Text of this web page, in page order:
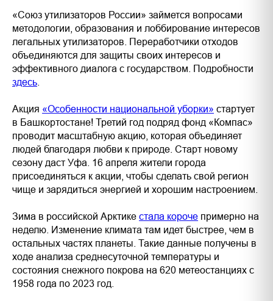
«Союз утилизаторов России» займется вопросами
методологии, образования и лоббирование интересов
легальных утилизаторов. Переработчики отходов
объединяются для защиты своих интересов и
эффективного диалога с государством. Подробности
здесь
Акция «Особенности национальной уборки» стартует
в Башкортостане! Третий год подряд фонд «Компас»
проводит масштабную акцию, которая объединяет
людей благодаря любви к природе. Старт новому
сезону даст Уфа. 16 апреля жители города
присоединяться к акции, чтобы сделать свой регион
чище и зарядиться энергией и хорошим настроением.
Зима в российской Арктике стала короче примерно на
неделю. Изменение климата там идет быстрее, чем в
остальных частях планеты. Такие данные получены в
ходе анализа среднесуточной температуры и
состояния снежного покрова на 620 метеостанциях с
1958 года по 2023 год.